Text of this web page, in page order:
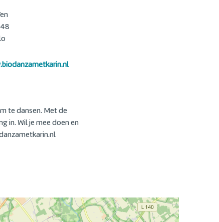
te dansen. Met de
in. Wil je mee doen en